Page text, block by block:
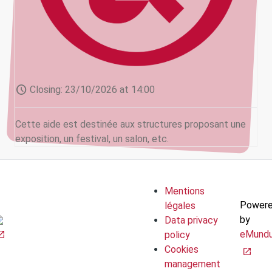
schedule Closing: 23/10/2026 at 14:00
Cette aide est destinée aux structures proposant une
exposition, un festival, un salon, etc.
Mentions
légales
Data privacy
policy
Cookies
management
by